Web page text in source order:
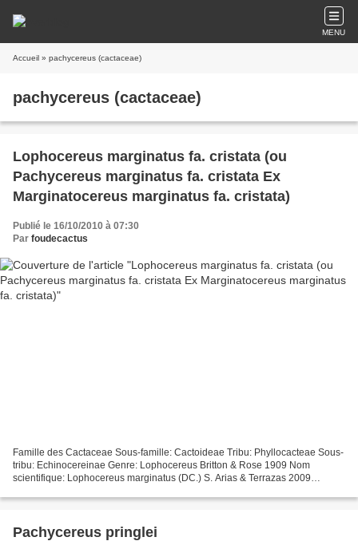
MENU
Accueil » pachycereus (cactaceae)
pachycereus (cactaceae)
Lophocereus marginatus fa. cristata (ou
Pachycereus marginatus fa. cristata Ex
Marginatocereus marginatus fa. cristata)
Publié le 16/10/2010 à 07:30
Par foudecactus
Famille des Cactaceae Sous-famille: Cactoideae Tribu: Phyllocacteae Sous-
tribu: Echinocereinae Genre: Lophocereus Britton & Rose 1909 Nom
scientifique: Lophocereus marginatus (DC.) S. Arias & Terrazas 2009
Pachycereus pringlei